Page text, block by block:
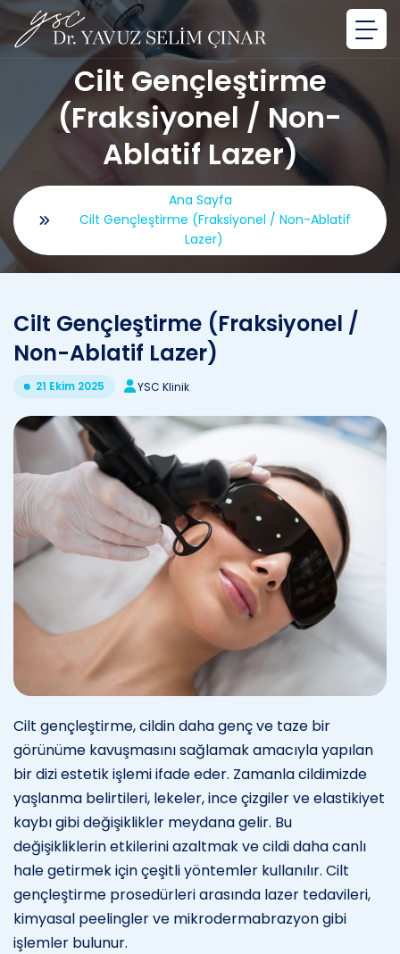
Cilt Gençleştirme
(Fraksiyonel / Non-
Ablatif Lazer)
Ana Sayfa
Cilt Gençleştirme (Fraksiyonel / Non-Ablatif
Lazer)
Cilt Gençleştirme (Fraksiyonel /
Non-Ablatif Lazer)
21 Ekim 2025 YSC Klinik
Cilt gençleştirme, cildin daha genç ve taze bir
görünüme kavuşmasını sağlamak amacıyla yapılan
bir dizi estetik işlemi ifade eder. Zamanla cildimizde
yaşlanma belirtileri, lekeler, ince çizgiler ve elastikiyet
kaybı gibi değişiklikler meydana gelir. Bu
değişikliklerin etkilerini azaltmak ve cildi daha canlı
hale getirmek için çeşitli yöntemler kullanılır. Cilt
gençleştirme prosedürleri arasında lazer tedavileri,
kimyasal peelingler ve mikrodermabrazyon gibi
işlemler bulunur.